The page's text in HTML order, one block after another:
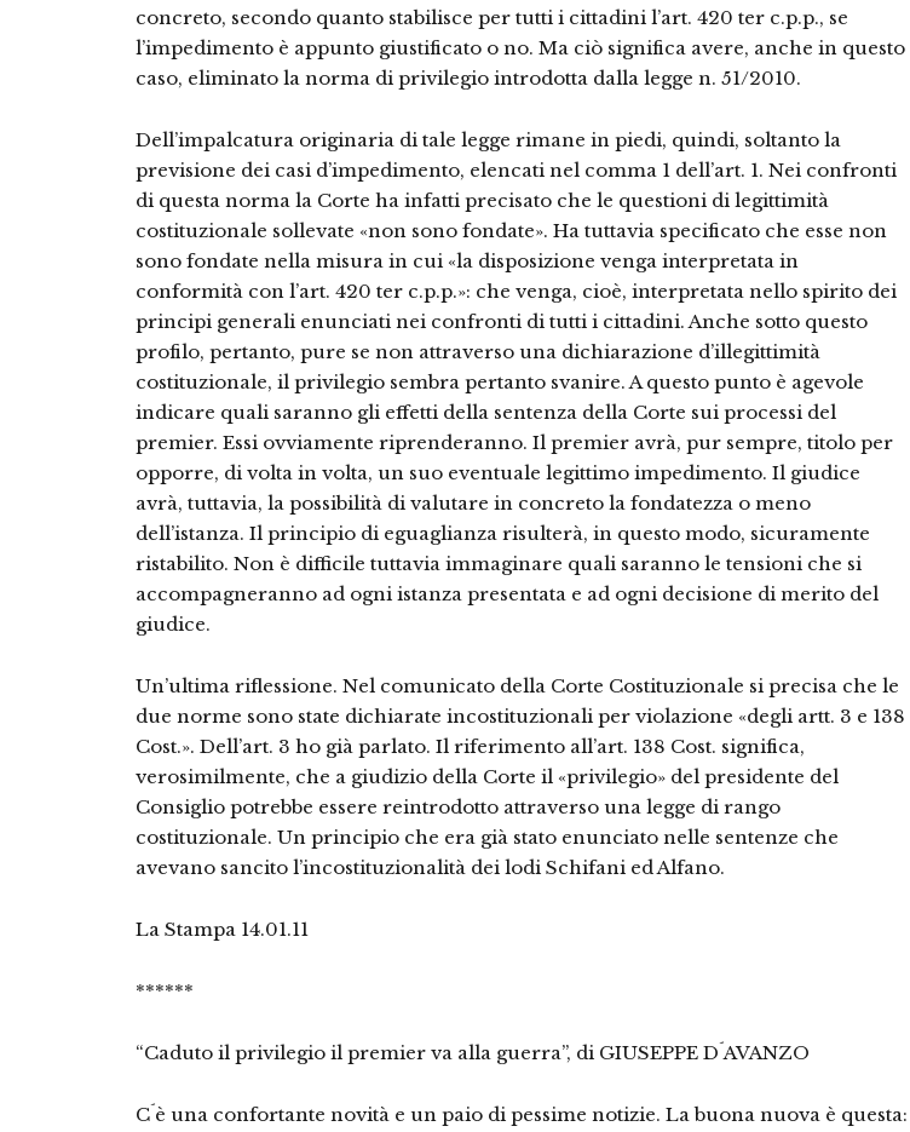
concreto, secondo quanto stabilisce per tutti i cittadini l’art. 420 ter c.p.p., se
l’impedimento è appunto giustificato o no. Ma ciò significa avere, anche in questo
caso, eliminato la norma di privilegio introdotta dalla legge n. 51/2010.
Dell’impalcatura originaria di tale legge rimane in piedi, quindi, soltanto la
previsione dei casi d’impedimento, elencati nel comma 1 dell’art. 1. Nei confronti
di questa norma la Corte ha infatti precisato che le questioni di legittimità
costituzionale sollevate «non sono fondate». Ha tuttavia specificato che esse non
sono fondate nella misura in cui «la disposizione venga interpretata in
conformità con l’art. 420 ter c.p.p.»: che venga, cioè, interpretata nello spirito dei
principi generali enunciati nei confronti di tutti i cittadini. Anche sotto questo
profilo, pertanto, pure se non attraverso una dichiarazione d’illegittimità
costituzionale, il privilegio sembra pertanto svanire. A questo punto è agevole
indicare quali saranno gli effetti della sentenza della Corte sui processi del
premier. Essi ovviamente riprenderanno. Il premier avrà, pur sempre, titolo per
opporre, di volta in volta, un suo eventuale legittimo impedimento. Il giudice
avrà, tuttavia, la possibilità di valutare in concreto la fondatezza o meno
dell’istanza. Il principio di eguaglianza risulterà, in questo modo, sicuramente
ristabilito. Non è difficile tuttavia immaginare quali saranno le tensioni che si
accompagneranno ad ogni istanza presentata e ad ogni decisione di merito del
giudice.
Un’ultima riflessione. Nel comunicato della Corte Costituzionale si precisa che le
due norme sono state dichiarate incostituzionali per violazione «degli artt. 3 e 138
Cost.». Dell’art. 3 ho già parlato. Il riferimento all’art. 138 Cost. significa,
verosimilmente, che a giudizio della Corte il «privilegio» del presidente del
Consiglio potrebbe essere reintrodotto attraverso una legge di rango
costituzionale. Un principio che era già stato enunciato nelle sentenze che
avevano sancito l’incostituzionalità dei lodi Schifani ed Alfano.
La Stampa 14.01.11
******
“Caduto il privilegio il premier va alla guerra”, di GIUSEPPE D´AVANZO
C´è una confortante novità e un paio di pessime notizie. La buona nuova è questa: